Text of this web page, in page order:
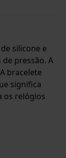
silicone e
pressão. A
bracelete
significa
os relógios